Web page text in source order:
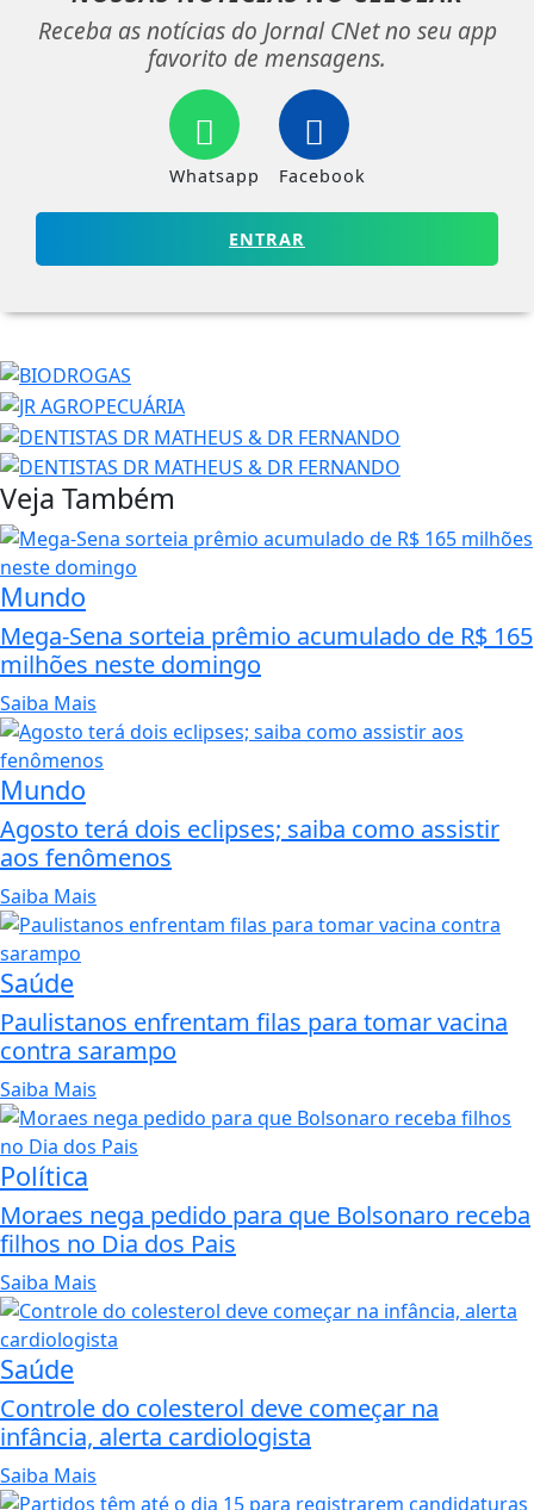
Receba as notícias do Jornal CNet no seu app
favorito de mensagens.
Whatsapp Facebook
ENTRAR
Veja Também
Mundo
Mega-Sena sorteia prêmio acumulado de R$ 165
milhões neste domingo
Saiba Mais
Mundo
Agosto terá dois eclipses; saiba como assistir
aos fenômenos
Saiba Mais
Saúde
Paulistanos enfrentam filas para tomar vacina
contra sarampo
Saiba Mais
Política
Moraes nega pedido para que Bolsonaro receba
filhos no Dia dos Pais
Saiba Mais
Saúde
Controle do colesterol deve começar na
infância, alerta cardiologista
Saiba Mais